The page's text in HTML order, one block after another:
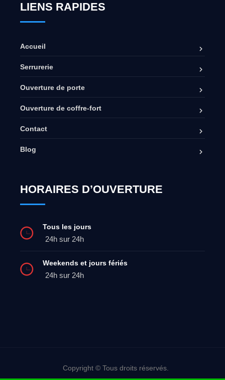
LIENS RAPIDES
Accueil
Serrurerie
Ouverture de porte
Ouverture de coffre-fort
Contact
Blog
HORAIRES D’OUVERTURE
Tous les jours
24h sur 24h
Weekends et jours fériés
24h sur 24h
Copyright © Tous droits réservés.